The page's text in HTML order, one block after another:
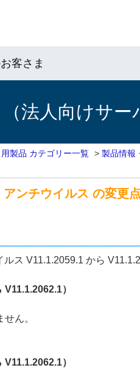
客さま
法人向けサー
製品 カテゴリー一覧 > 製品情報
ンチウイルス の変更
ス V11.1.2059.1 から
）
ん。
）